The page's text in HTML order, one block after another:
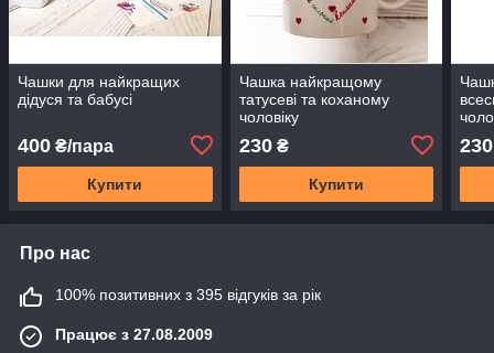
Чашки для найкращих
дідуся та бабусі
400 ₴/пара
Купити
Чашка найкращому
татусеві та коханому
чоловіку
230₴
Купити
230
Про нас
100% позитивних з 395 відгуків за рік
Працює з 27.08.2009